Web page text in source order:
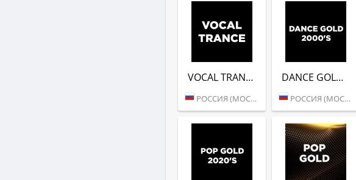
VOCAL TRANCE (DFM)
РОССИЯ (МОСКВА)
DANCE GOLD 2000S (DFM)
РОССИЯ (МОСКВА)